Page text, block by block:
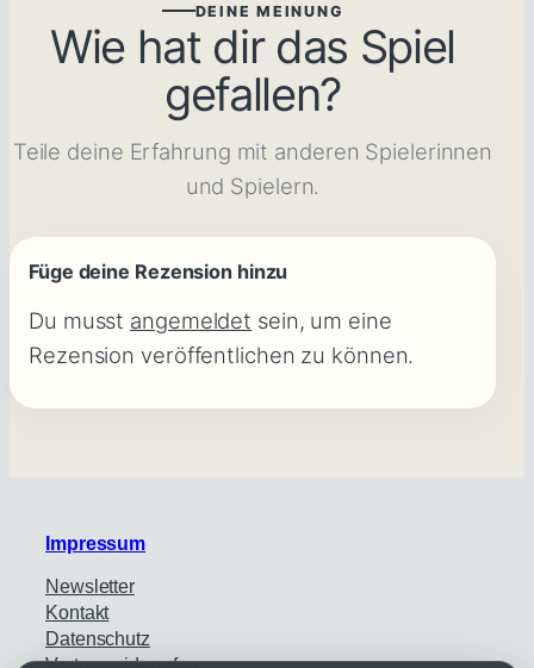
DEINE MEINUNG
Wie hat dir das Spiel
gefallen?
Teile deine Erfahrung mit anderen Spielerinnen
und Spielern.
Füge deine Rezension hinzu
Du musst angemeldet sein, um eine
Rezension veröffentlichen zu können.
Impressum
Newsletter
Kontakt
Datenschutz